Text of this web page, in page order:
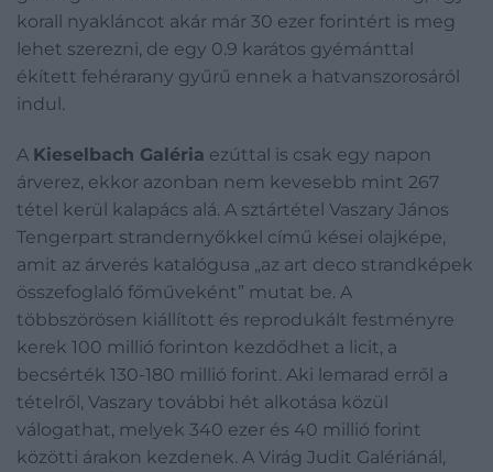
korall nyakláncot akár már 30 ezer forintért is meg
lehet szerezni, de egy 0.9 karátos gyémánttal
ékített fehérarany gyűrű ennek a hatvanszorosáról
indul.
A Kieselbach Galéria ezúttal is csak egy napon
árverez, ekkor azonban nem kevesebb mint 267
tétel kerül kalapács alá. A sztártétel Vaszary János
Tengerpart strandernyőkkel című kései olajképe,
amit az árverés katalógusa „az art deco strandképek
összefoglaló főműveként” mutat be. A
többszörösen kiállított és reprodukált festményre
kerek 100 millió forinton kezdődhet a licit, a
becsérték 130-180 millió forint. Aki lemarad erről a
tételről, Vaszary további hét alkotása közül
válogathat, melyek 340 ezer és 40 millió forint
közötti árakon kezdenek. A Virág Judit Galériánál,